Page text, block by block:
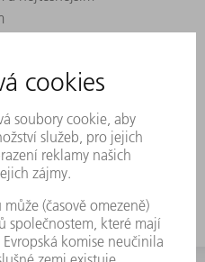
postřiku na
neporazitelnou